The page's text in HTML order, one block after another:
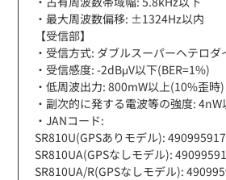
・最大周波数偏移: ±1324Hz以内
【受信部】
・受信方式: ダブルスーパーヘテロダ
・受信感度: -2dBμV以下(BER=1%)
・低周波出力: 800mW以上(10%歪時)
・副次的に発する電波等の強度: 4nW
・JANコード:
SR810U(GPSありモデル):
SR810UA(GPSなしモデル):
SR810UA/R(GPSなしモデル):